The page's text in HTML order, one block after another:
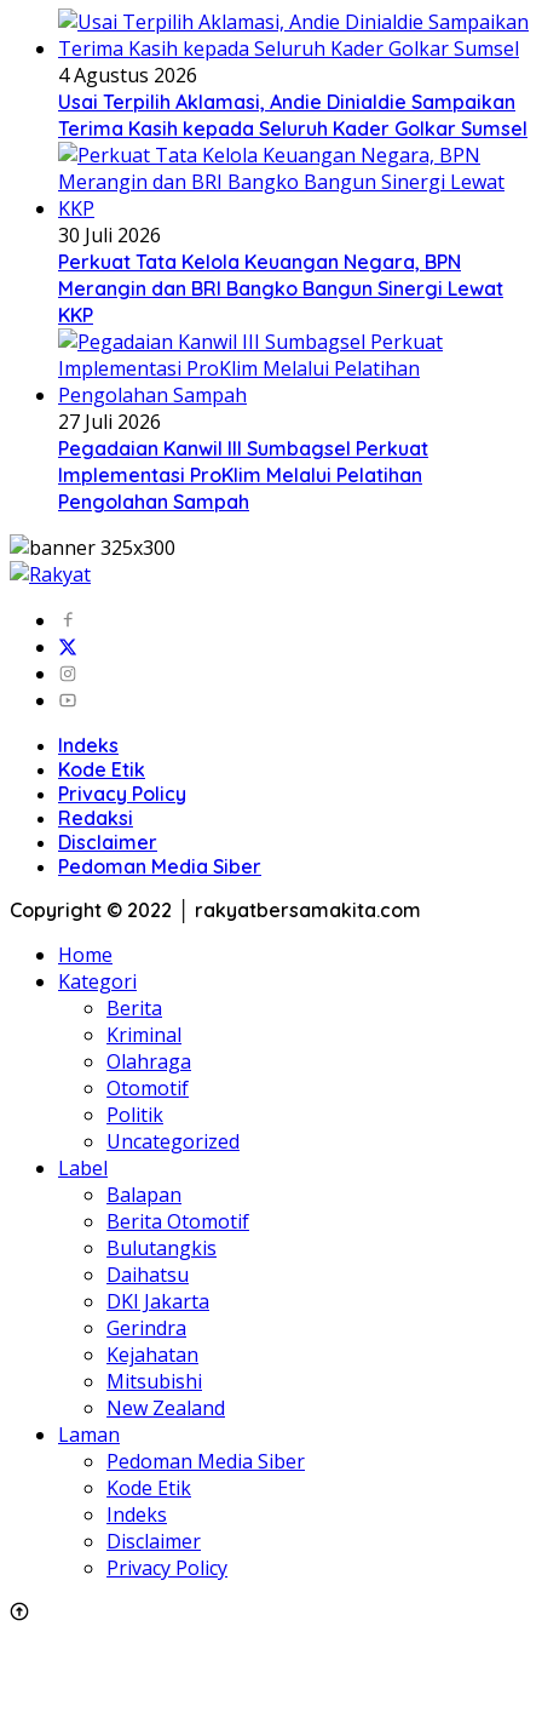
4 Agustus 2026
Usai Terpilih Aklamasi, Andie Dinialdie Sampaikan
Terima Kasih kepada Seluruh Kader Golkar Sumsel
30 Juli 2026
Perkuat Tata Kelola Keuangan Negara, BPN
Merangin dan BRI Bangko Bangun Sinergi Lewat
KKP
27 Juli 2026
Pegadaian Kanwil III Sumbagsel Perkuat
Implementasi ProKlim Melalui Pelatihan
Pengolahan Sampah
Indeks
Kode Etik
Privacy Policy
Redaksi
Disclaimer
Pedoman Media Siber
Copyright © 2022 │ rakyatbersamakita.com
Home
Kategori
Berita
Kriminal
Olahraga
Otomotif
Politik
Uncategorized
Label
Balapan
Berita Otomotif
Bulutangkis
Daihatsu
DKI Jakarta
Gerindra
Kejahatan
Mitsubishi
New Zealand
Laman
Pedoman Media Siber
Kode Etik
Indeks
Disclaimer
Privacy Policy